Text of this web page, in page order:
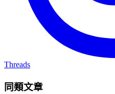
Threads
同類文章